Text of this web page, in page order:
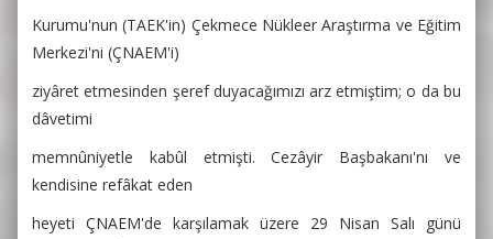
Kurumu'nun (TAEK'in) Çekmece Nükleer Araştırma ve Eğitim
Merkezi'ni (ÇNAEM'i)
ziyâret etmesinden şeref duyacağımızı arz etmiştim; o da bu
dâvetimi
memnûniyetle kabûl etmişti. Cezâyir Başbakanı'nı ve
kendisine refâkat eden
heyeti ÇNAEM'de karşılamak üzere 29 Nisan Salı günü